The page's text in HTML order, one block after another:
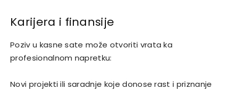
Karijera i finansije
Poziv u kasne sate može otvoriti vrata ka
profesionalnom napretku:
Novi projekti ili saradnje koje donose rast i priznanje